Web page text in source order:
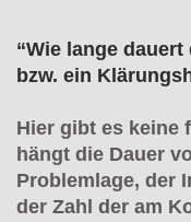
“Wie lange
bzw. ein
Hier gibt es keine
hängt die Dauer
Problemlage, der
der Zahl der am